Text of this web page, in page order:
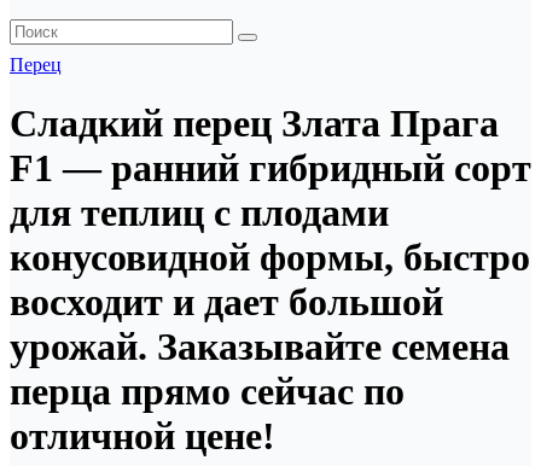
Перец
Сладкий перец Злата Прага
F1 — ранний гибридный сорт
для теплиц с плодами
конусовидной формы, быстро
восходит и дает большой
урожай. Заказывайте семена
перца прямо сейчас по
отличной цене!